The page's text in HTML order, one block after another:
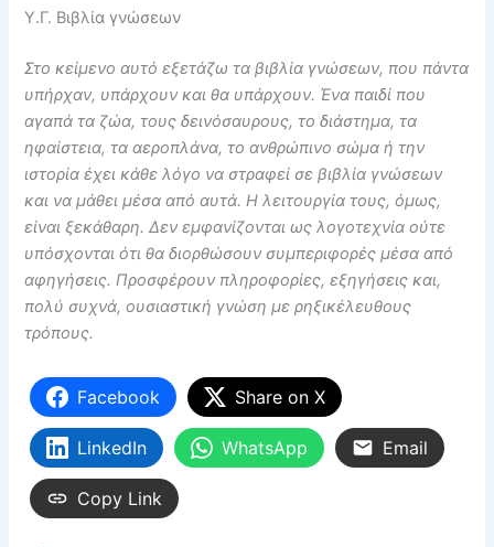
Υ.Γ. Βιβλία γνώσεων
Στο κείμενο αυτό εξετάζω τα βιβλία γνώσεων, που πάντα
υπήρχαν, υπάρχουν και θα υπάρχουν. Ένα παιδί που
αγαπά τα ζώα, τους δεινόσαυρους, το διάστημα, τα
ηφαίστεια, τα αεροπλάνα, το ανθρώπινο σώμα ή την
ιστορία έχει κάθε λόγο να στραφεί σε βιβλία γνώσεων
και να μάθει μέσα από αυτά. Η λειτουργία τους, όμως,
είναι ξεκάθαρη. Δεν εμφανίζονται ως λογοτεχνία ούτε
υπόσχονται ότι θα διορθώσουν συμπεριφορές μέσα από
αφηγήσεις. Προσφέρουν πληροφορίες, εξηγήσεις και,
πολύ συχνά, ουσιαστική γνώση με ρηξικέλευθους
τρόπους.
Facebook Share on X
LinkedIn WhatsApp Email
Copy Link